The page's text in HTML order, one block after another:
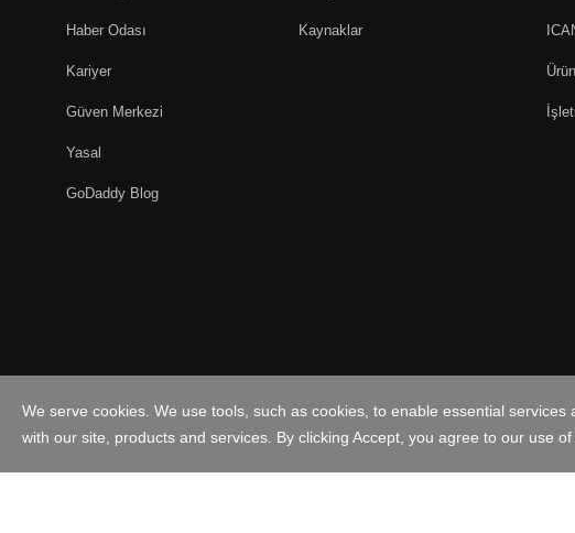
Haber Odası
Kariyer
Güven Merkezi
Yasal
GoDaddy Blog
Kaynaklar
Türkiye - Türkçe TRY